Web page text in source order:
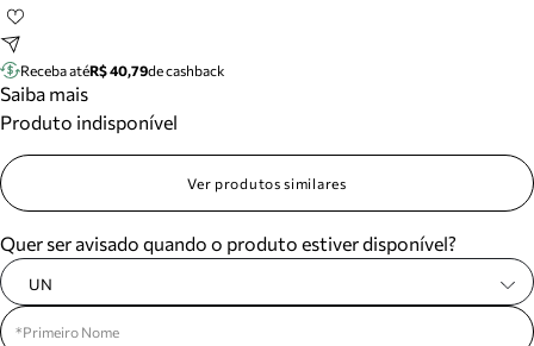
Tire dúvidas sobre pedidos, devoluções e mais.
Meus pedidos
Acompanhe seus pedidos e solicite devoluções.
Receba atéR$ 40,79de cashback
Saiba mais
Produto indisponível
Ver produtos similares
Quer ser avisado quando o produto estiver disponível?
UN